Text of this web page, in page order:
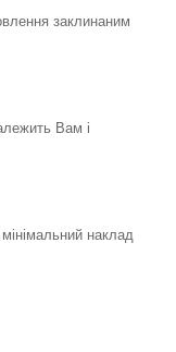
заклинаним
Вам і
наклад